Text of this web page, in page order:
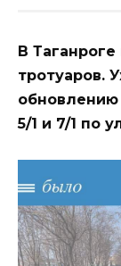
В
тротуаров.
5/1 и 7/1 по